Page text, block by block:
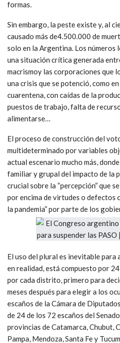
formas.
Sin embargo, la peste existe y, al
causado más de4.500.000 de
solo en la Argentina. Los números
una situación crítica generada
macrismoy las corporaciones que
una crisis que se potenció, como
cuarentena, con caídas de la
puestos de trabajo, falta de
alimentarse…
El proceso de construcción del
multideterminado por variables
actual escenario mucho más,
familiar y grupal del impacto de la
crucial sobre la “percepción” que
por encima de virtudes o defectos
la pandemia” por parte de los
El uso del plural es inevitable para
en realidad, está compuesto por
por cada distrito, primero para
meses después para elegir a los
escaños de la Cámara de
de 24 de los 72 escaños del
provincias de Catamarca, Chubut,
Pampa, Mendoza, Santa Fe y